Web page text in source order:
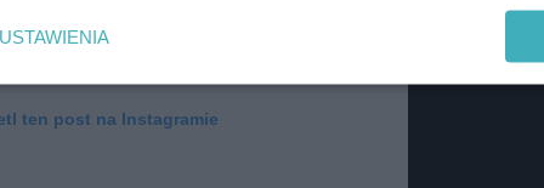
ten post na Instagramie
USTAWIENIA